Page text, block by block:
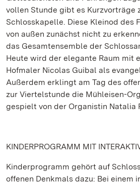
vollen Stunde gibt es Kurzvorträge
Schlosskapelle. Diese Kleinod des
von außen zunächst nicht zu
das Gesamtensemble der
Heute wird der elegante Raum mit
Hofmaler Nicolas Guibal als
Außerdem erklingt am Tag des
zur Viertelstunde die Mühleisen-
gespielt von der Organistin Natalia
KINDERPROGRAMM MIT
Kinderprogramm gehört auf
offenen Denkmals dazu: Bei einem